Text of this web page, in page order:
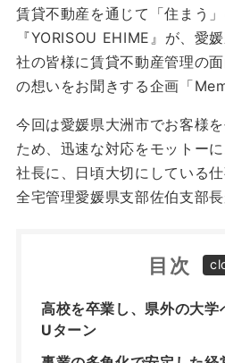
賃貸不動産を通じて「住まう
『YORISOU EHIME』が、愛
社の皆様に賃貸不動産管理の
の想いをお聞きする企画「
今回は愛媛県大洲市でお客様
ため、迅速な対応をモットー
社長に、日頃大切にしている
全宅管理愛媛県支部佐伯支部
目次
高校を卒業し、県外の大学
Uターン